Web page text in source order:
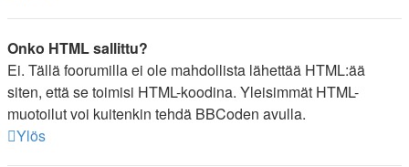
Onko HTML sallittu?
Ei. Tällä foorumilla ei ole mahdollista lähettää HTML:ää
siten, että se toimisi HTML-koodina. Yleisimmät HTML-
muotoilut voi kuitenkin tehdä BBCoden avulla.
Ylös